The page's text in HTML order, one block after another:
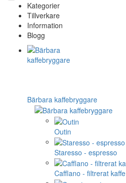
Kategorier
Tillverkare
Information
Blogg
Bärbara kaffebryggare
Outin
Staresso - espresso
Cafflano - filtrerat kaffe